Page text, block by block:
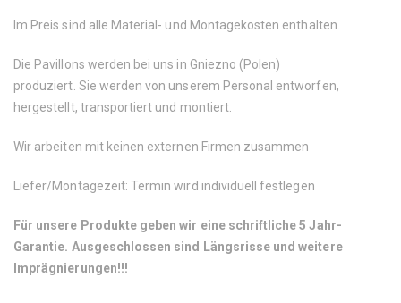
Im Preis sind alle Material- und Montagekosten enthalten.
Die Pavillons werden bei uns in Gniezno (Polen)
produziert. Sie werden von unserem Personal entworfen,
hergestellt, transportiert und montiert.
Wir arbeiten mit keinen externen Firmen zusammen
Liefer/Montagezeit: Termin wird individuell festlegen
Für unsere Produkte geben wir eine schriftliche 5 Jahr-
Garantie. Ausgeschlossen sind Längsrisse und weitere
Imprägnierungen!!!